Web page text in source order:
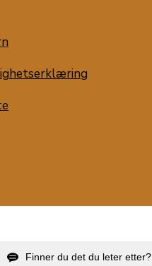
Finner du det du leter etter?